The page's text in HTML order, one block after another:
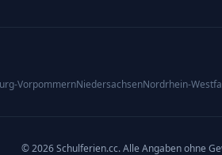
VorpommernNiedersachsenNordrhein-
© 2026 Schulferien.cc. Alle Angaben ohne